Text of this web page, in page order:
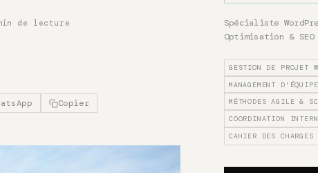
de lecture
Copier
Spécialiste
Optimisation & SEO
GESTION DE PROJET
MANAGEMENT
MÉTHODES AGILE &
COORDINATION
CAHIER DES CHARGES